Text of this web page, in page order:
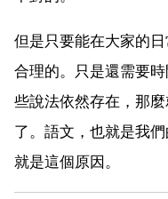
但是只要能在大家的
合理的。只是還需要
些說法依然存在，那
了。語文，也就是我
就是這個原因。